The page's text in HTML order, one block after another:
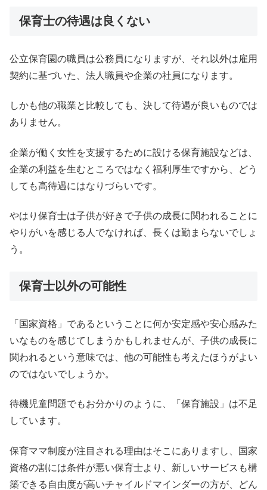
保育士の待遇は良くない
公立保育園の職員は公務員になりますが、それ以外は雇用
契約に基づいた、法人職員や企業の社員になります。
しかも他の職業と比較しても、決して待遇が良いものでは
ありません。
企業が働く女性を支援するために設ける保育施設などは、
企業の利益を生むところではなく福利厚生ですから、どう
しても高待遇にはなりづらいです。
やはり保育士は子供が好きで子供の成長に関われることに
やりがいを感じる人でなければ、長くは勤まらないでしょ
う。
保育士以外の可能性
「国家資格」であるということに何か安定感や安心感みた
いなものを感じてしまうかもしれませんが、子供の成長に
関われるという意味では、他の可能性も考えたほうがよい
のではないでしょうか。
待機児童問題でもお分かりのように、「保育施設」は不足
しています。
保育ママ制度が注目される理由はそこにありますし、国家
資格の割には条件が悪い保育士より、新しいサービスも構
築できる自由度が高いチャイルドマインダーの方が、どん